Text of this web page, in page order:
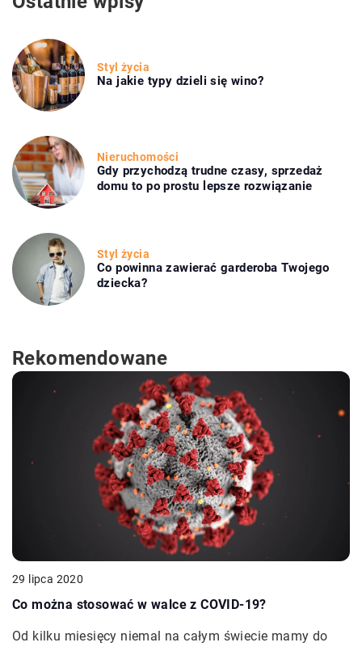
Styl życia
Na jakie typy dzieli się wino?
Nieruchomości
Gdy przychodzą trudne czasy, sprzedaż
domu to po prostu lepsze rozwiązanie
Styl życia
Co powinna zawierać garderoba Twojego
dziecka?
Rekomendowane
29 lipca 2020
Co można stosować w walce z COVID-19?
Od kilku miesięcy niemal na całym świecie mamy do